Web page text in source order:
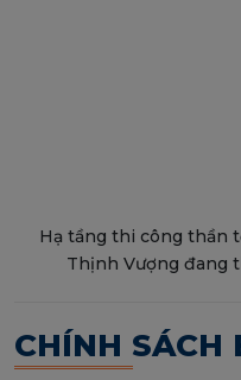
Hạ tầng thi công thần
Thịnh Vượng đang
CHÍNH SÁCH